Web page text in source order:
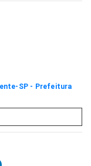
SP - Prefeitura